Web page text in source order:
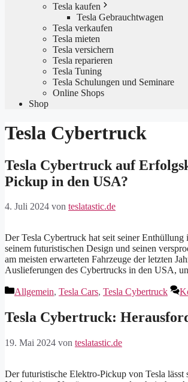
Tesla kaufen
Tesla Gebrauchtwagen
Tesla verkaufen
Tesla mieten
Tesla versichern
Tesla reparieren
Tesla Tuning
Tesla Schulungen und Seminare
Online Shops
Shop
Tesla Cybertruck
Tesla Cybertruck auf
Pickup in den USA?
4. Juli 2024 von teslatastic.de
Der Tesla Cybertruck hat seit seiner
seinem futuristischen Design und seinen
am meisten erwarteten Fahrzeuge der letzten
Auslieferungen des Cybertrucks in den USA,
Kategorien
Allgemein, Tesla Cars, Tesla Cybertruck
Tesla Cybertruck:
19. Mai 2024 von teslatastic.de
Der futuristische Elektro-Pickup von Tesla